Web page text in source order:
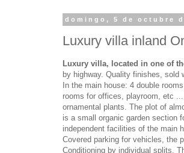
domingo, 5 de octubre
Luxury villa inland
Luxury villa, located in one of
by highway. Quality finishes, sold
In the main house: 4 double
rooms for offices, playroom, etc
ornamental plants. The plot of
is a small organic garden section
independent facilities of the main
Covered parking for vehicles, the
Conditioning by individual splits.